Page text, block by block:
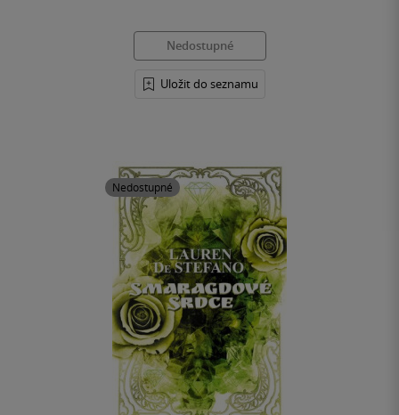
Nedostupné
Uložit do seznamu
Nedostupné